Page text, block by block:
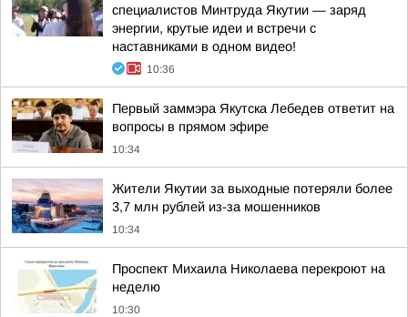
специалистов Минтруда Якутии — заряд
энергии, крутые идеи и встречи с
наставниками в одном видео!
10:36
Первый заммэра Якутска Лебедев ответит на
вопросы в прямом эфире
10:34
Жители Якутии за выходные потеряли более
3,7 млн рублей из-за мошенников
10:34
Проспект Михаила Николаева перекроют на
неделю
10:30